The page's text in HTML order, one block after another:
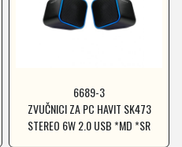
6689-3
ZVUČNICI ZA PC HAVIT SK473
STEREO 6W 2.0 USB *MD *SR